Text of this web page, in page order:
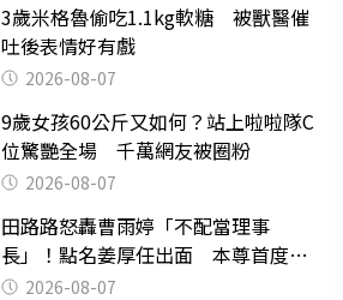
3歲米格魯偷吃1.1kg軟糖 被獸醫催
吐後表情好有戲
2026-08-07
9歲女孩60公斤又如何？站上啦啦隊C
位驚艷全場 千萬網友被圈粉
2026-08-07
田路路怒轟曹雨婷「不配當理事
長」！點名姜厚任出面 本尊首度回
應了2026-08-07